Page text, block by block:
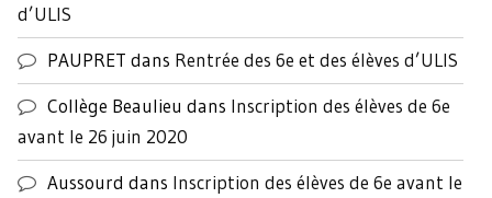
d’ULIS
PAUPRET dans Rentrée des 6e et des élèves d’ULIS
Collège Beaulieu dans Inscription des élèves de 6e
avant le 26 juin 2020
Aussourd dans Inscription des élèves de 6e avant le